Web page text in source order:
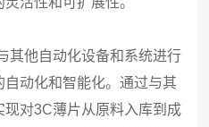
其他自动化设备和系统进行
动化和智能化。通过与其
对3C薄片从原料入库到成